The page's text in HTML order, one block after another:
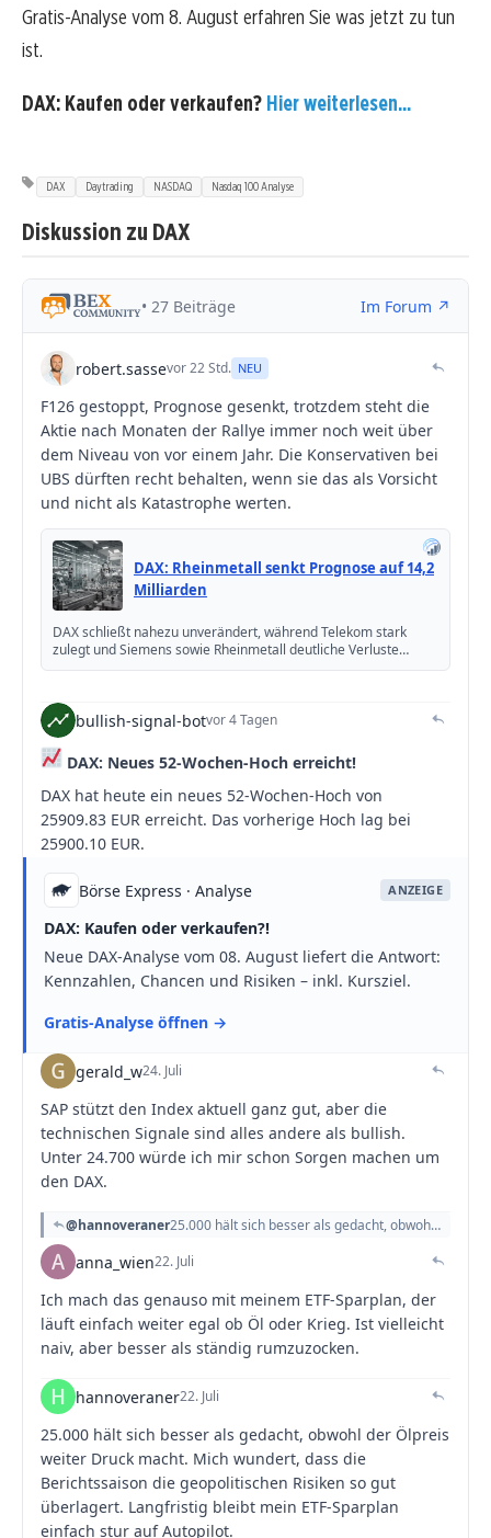
Gratis-Analyse vom 8. August erfahren Sie was jetzt zu tun
ist.
DAX: Kaufen oder verkaufen? Hier weiterlesen...
DAX Daytrading NASDAQ Nasdaq 100 Analyse
Diskussion zu DAX